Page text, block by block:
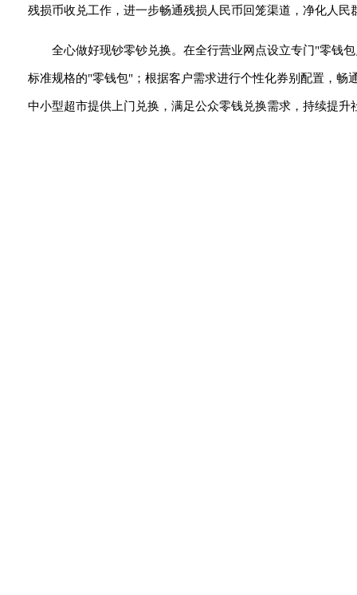
残损币收兑工作，进一步畅通残损人民币回笼渠道，净化人
全心做好现钞零钞兑换。在全行营业网点设立专门"零钱
标准规格的"零钱包"；根据客户需求进行个性化券别配置，
中小型超市提供上门兑换，满足公众零钱兑换需求，持续提